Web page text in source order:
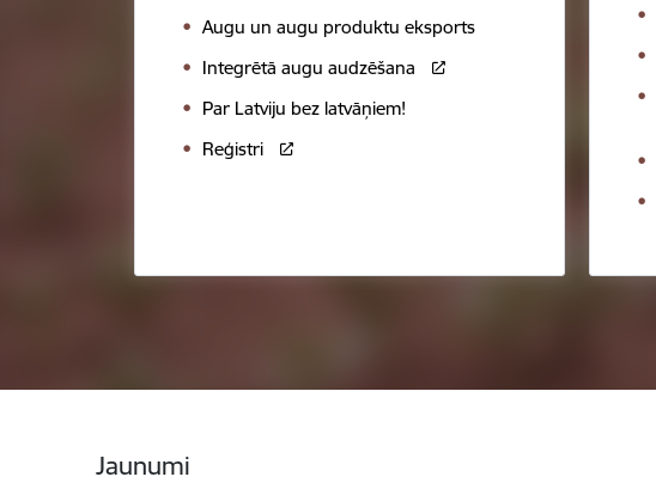
Augu un augu produktu eksports
Integrētā augu audzēšana
Par Latviju bez latvāņiem!
Reģistri
Jaunumi